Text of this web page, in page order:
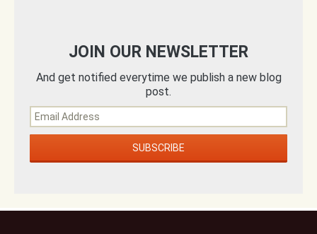
JOIN OUR NEWSLETTER
And get notified everytime we publish a new blog
post.